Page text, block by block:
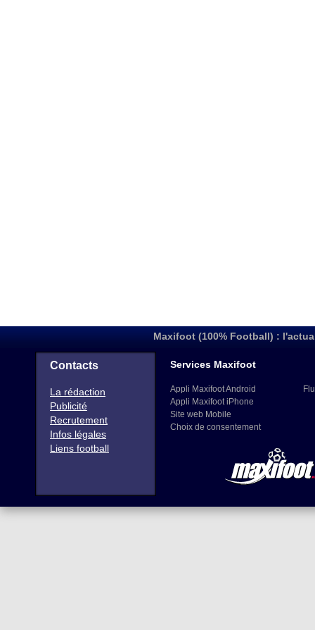
Maxifoot (100% Football) :
Contacts
La rédaction
Publicité
Recrutement
Infos légales
Liens football
Services Maxifoot
Appli Maxifoot Android
Appli Maxifoot iPhone
Site web Mobile
Choix de consentement